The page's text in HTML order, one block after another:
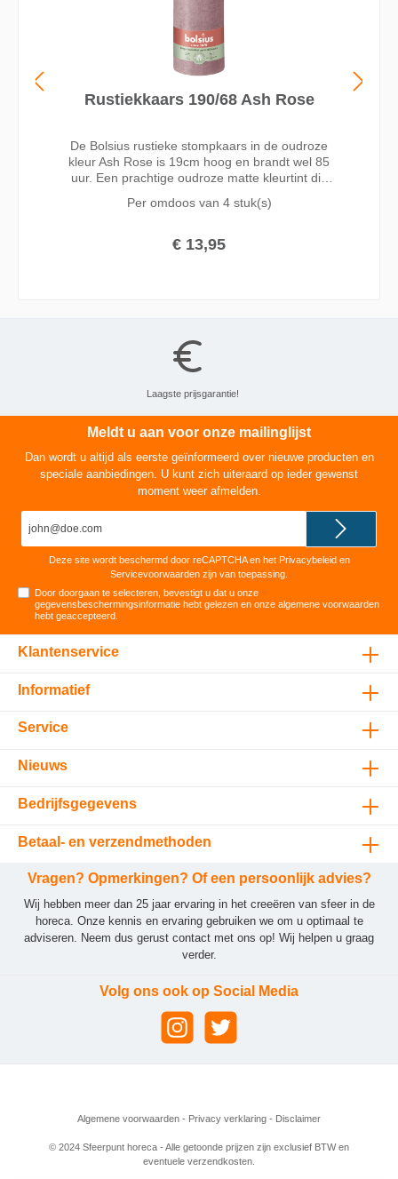
Rustiekkaars 190/68 Ash Rose
De Bolsius rustieke stompkaars in de oudroze
kleur Ash Rose is 19cm hoog en brandt wel 85
uur. Een prachtige oudroze matte kleurtint die
pastelkleuren. Een trendy kleur die past bij elk
Per omdoos van 4 stuk(s)
€ 13,95
Laagste prijsgarantie!
Meldt u aan voor onze mailinglijst
Dan wordt u altijd als eerste geïnformeerd over nieuwe producten en
speciale aanbiedingen. U kunt zich uiteraard op ieder gewenst
moment weer afmelden.
Deze site wordt beschermd door reCAPTCHA en het Privacybeleid en
Servicevoorwaarden zijn van toepassing.
Door doorgaan te selecteren, bevestigt u dat u onze
gegevensbeschermingsinformatie hebt gelezen en onzealgemene voorwaarden
hebt geaccepteerd
Klantenservice
Informatief
Service
Nieuws
Bedrijfsgegevens
Betaal- en verzendmethoden
Vragen? Opmerkingen? Of een persoonlijk advies?
Wij hebben meer dan 25 jaar ervaring in het creeëren van sfeer in de
horeca. Onze kennis en ervaring gebruiken we om u optimaal te
adviseren. Neem dus gerust contact met ons op! Wij helpen u graag
verder.
Volg ons ook op Social Media
Algemene voorwaarden - Privacy verklaring - Disclaimer
© 2024 Sfeerpunt horeca - Alle getoonde prijzen zijn exclusief BTW en
eventuele verzendkosten.